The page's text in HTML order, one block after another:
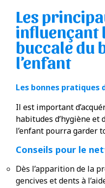
Les
influençant
buccale du
l’enfant
Les bonnes pratiques
Il est important
habitudes d’hygiène et
l’enfant pourra garder
Conseils pour le
Dès l’apparition de la
gencives et dents à